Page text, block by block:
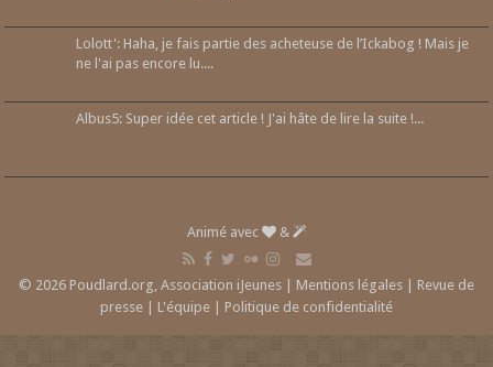
Lolott': Haha, je fais partie des acheteuse de l’Ickabog ! Mais je
ne l'ai pas encore lu....
Albus5: Super idée cet article ! J'ai hâte de lire la suite !...
Animé avec &
© 2026 Poudlard.org, Association iJeunes | Mentions légales | Revue de
presse | L'équipe | Politique de confidentialité